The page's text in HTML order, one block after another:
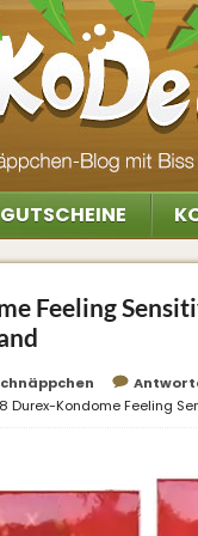
GUTSCHEINE
Feeling
Durex-Kondome Feeling